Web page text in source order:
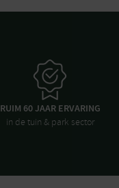
RUIM 60 JAAR ERVARING
in de tuin & park sector